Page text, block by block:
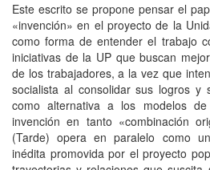
Este escrito se propone pensar el
«invención» en el proyecto de la
como forma de entender el trabajo
iniciativas de la UP que buscan
de los trabajadores, a la vez que
socialista al consolidar sus logros y
como alternativa a los modelos
invención en tanto «combinación
(Tarde) opera en paralelo como
inédita promovida por el proyecto